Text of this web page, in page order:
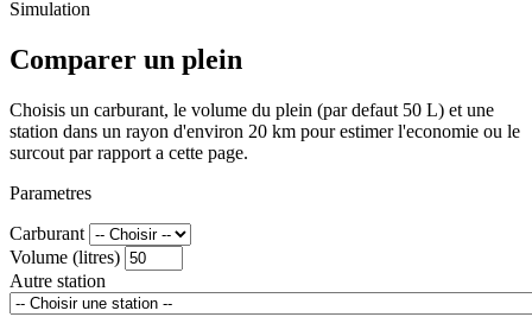
Simulation
Comparer un plein
Choisis un carburant, le volume du plein (par defaut 50 L) et une
station dans un rayon d'environ 20 km pour estimer l'economie ou le
surcout par rapport a cette page.
Parametres
Carburant
Volume (litres)
Autre station